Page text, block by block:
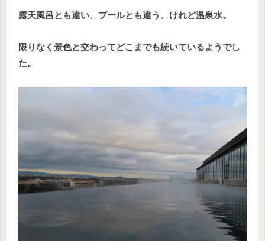
露天風呂とも違い、プールとも違う、けれど温泉水。
限りなく景色と交わってどこまでも続いているようでし
た。